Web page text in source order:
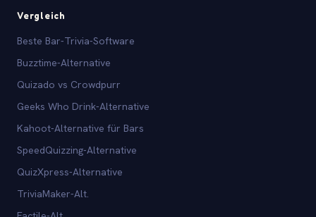
Vergleich
Beste Bar-Trivia-Software
Buzztime-Alternative
Quizado vs Crowdpurr
Geeks Who Drink-Alternative
Kahoot-Alternative für Bars
SpeedQuizzing-Alternative
QuizXpress-Alternative
TriviaMaker-Alt.